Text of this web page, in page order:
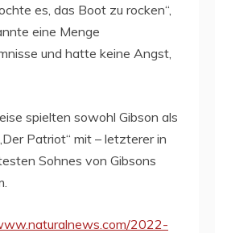
es, das Boot zu rocken“,
eine Menge
und hatte keine Angst,
spielten sowohl Gibson als
Patriot“ mit – letzterer in
Sohnes von Gibsons
2022-